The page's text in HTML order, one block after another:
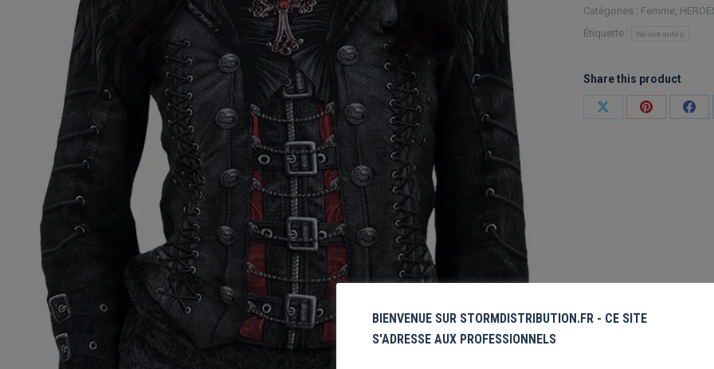
Direct
-
Wrap
Catégories : Femme,
Étiquette :
Nouveautés
Share this product
PartagerPartager
BIENVENUE SUR STORMDISTRIBUTION.FR - CE SITE
S'ADRESSE AUX PROFESSIONNELS